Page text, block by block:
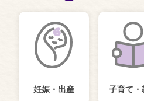
妊娠・出産 子育て・